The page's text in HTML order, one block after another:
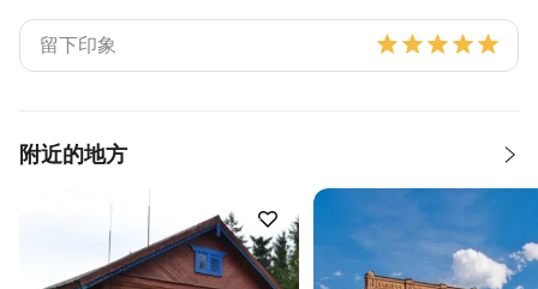
附近的地方